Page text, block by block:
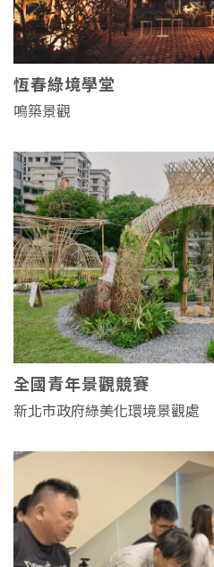
恆春綠境學堂
鳴築景觀
全國青年景觀競賽
新北市政府綠美化環境景觀處